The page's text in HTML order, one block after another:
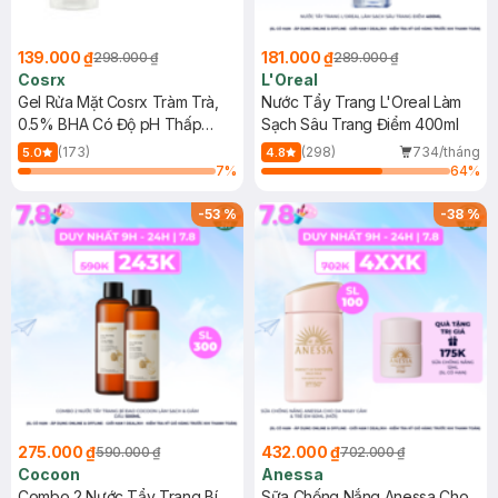
139.000 ₫298.000 ₫
Cosrx
Gel Rửa Mặt Cosrx Tràm Trà,
0.5% BHA Có Độ pH Thấp
150ml
5.0
(173)
7%
181.000 ₫289.000 ₫
L'Oreal
Nước Tẩy Trang L'Oreal Làm
Sạch Sâu Trang Điểm 400ml
4.8 (298)
734/tháng
64%
-53%
275.000 ₫590.000 ₫
Cocoon
-38%
432.000 ₫702.000 ₫
Anessa